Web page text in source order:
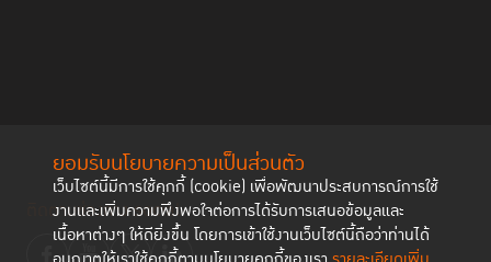
ยอมรับนโยบายความเป็นส่วนตัว
เว็บไซต์นี้มีการใช้คุกกี้ (cookie) เพื่อพัฒนาประสบการณ์การใช้
งานและเพิ่มความพึงพอใจต่อการได้รับการเสนอข้อมูลและ
เนื้อหาต่างๆ ให้ดียิ่งขึ้น โดยการเข้าใช้งานเว็บไซต์นี้ถือว่าท่านได้
ติดตามช่องทาง social